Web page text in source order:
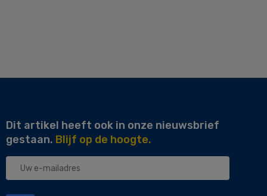
Dit artikel heeft ook in onze nieuwsbrief
gestaan. Blijf op de hoogte.
Uw